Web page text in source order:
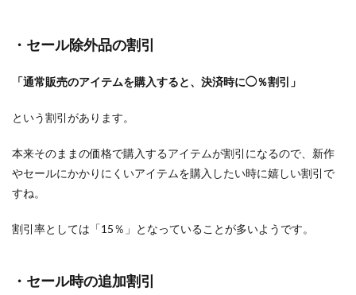
・セール除外品の割引
「通常販売のアイテムを購入すると、決済時に◯％割引」
という割引があります。
本来そのままの価格で購入するアイテムが割引になるので、新作
やセールにかかりにくいアイテムを購入したい時に嬉しい割引で
すね。
割引率としては「15％」となっていることが多いようです。
・セール時の追加割引